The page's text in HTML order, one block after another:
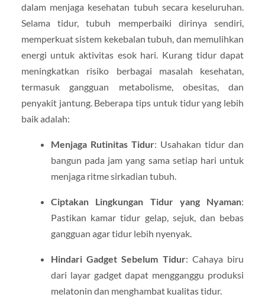
dalam menjaga kesehatan tubuh secara keseluruhan.
Selama tidur, tubuh memperbaiki dirinya sendiri,
memperkuat sistem kekebalan tubuh, dan memulihkan
energi untuk aktivitas esok hari. Kurang tidur dapat
meningkatkan risiko berbagai masalah kesehatan,
termasuk gangguan metabolisme, obesitas, dan
penyakit jantung. Beberapa tips untuk tidur yang lebih
baik adalah:
Menjaga Rutinitas Tidur: Usahakan tidur dan
bangun pada jam yang sama setiap hari untuk
menjaga ritme sirkadian tubuh.
Ciptakan Lingkungan Tidur yang Nyaman:
Pastikan kamar tidur gelap, sejuk, dan bebas
gangguan agar tidur lebih nyenyak.
Hindari Gadget Sebelum Tidur: Cahaya biru
dari layar gadget dapat mengganggu produksi
melatonin dan menghambat kualitas tidur.